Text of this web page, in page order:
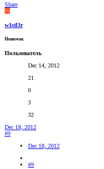
Share
W
w1stl3r
Новичок
Пользователь
Dec 14, 2012
21
0
3
32
Dec 18, 2012
#9
Dec 18, 2012
#9